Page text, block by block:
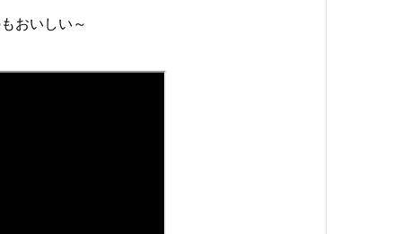
おいしい～